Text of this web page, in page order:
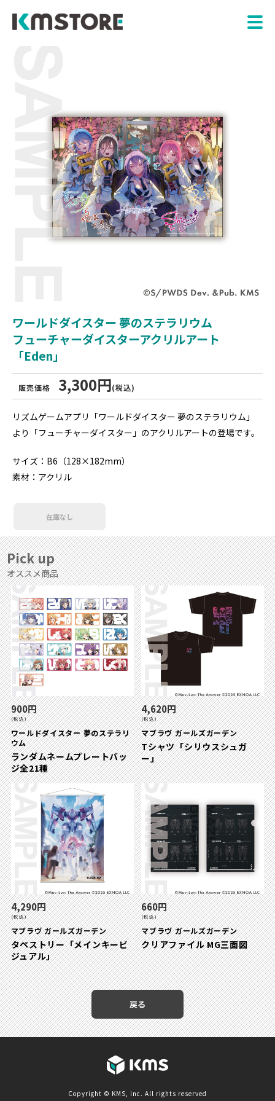
ワールドダイスター 夢のステラリウム
フューチャーダイスターアクリルアート
「Eden」
販売価格 3,300円(税込)
リズムゲームアプリ「ワールドダイスター 夢のステラリウム」
より「フューチャーダイスター」のアクリルアートの登場です。
サイズ：B6（128×182mm）
素材：アクリル
在庫なし
Pick up
オススメ商品
900円
(税込)
ワールドダイスター 夢のステラリ
ウム
ランダムネームプレートバッ
ジ全21種
4,620円
(税込)
マブラヴ ガールズガーデン
Tシャツ「シリウスシュガ
ー」
4,290円
(税込)
マブラヴ ガールズガーデン
タペストリー「メインキービ
ジュアル」
660円
(税込)
マブラヴ ガールズガーデン
クリアファイル MG三面図
戻る
Copyright © KMS, inc. All rights reserved